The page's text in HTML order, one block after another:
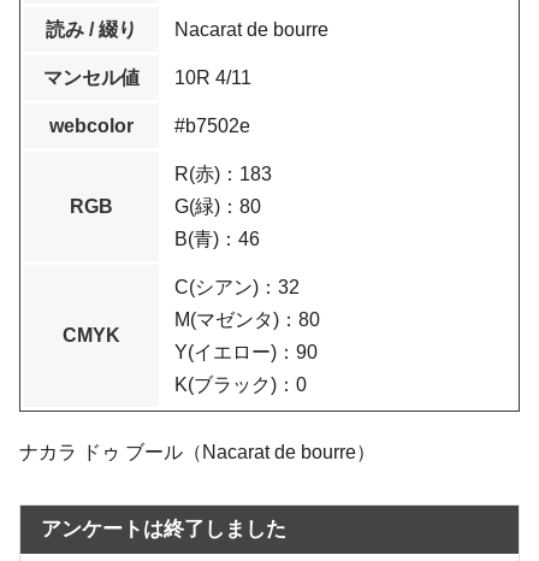
読み / 綴り Nacarat de bourre
マンセル値 10R 4/11
webcolor #b7502e
RGB
R(赤)：183
G(緑)：80
B(青)：46
CMYK
C(シアン)：32
M(マゼンタ)：80
Y(イエロー)：90
K(ブラック)：0
ナカラ ドゥ ブール（Nacarat de bourre）
アンケートは終了しました